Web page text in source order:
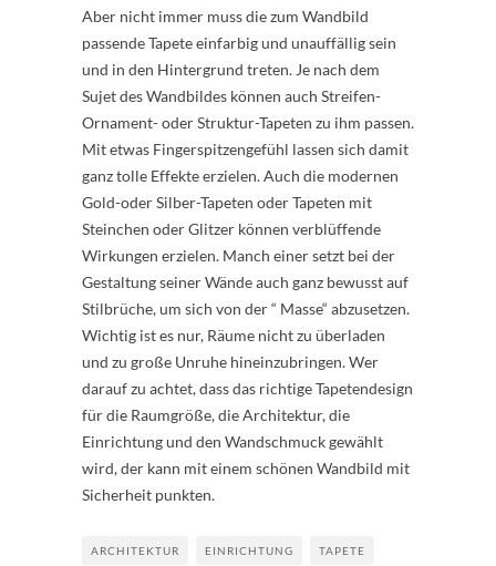
Aber nicht immer muss die zum Wandbild
passende Tapete einfarbig und unauffällig sein
und in den Hintergrund treten. Je nach dem
Sujet des Wandbildes können auch Streifen-
Ornament- oder Struktur-Tapeten zu ihm passen.
Mit etwas Fingerspitzengefühl lassen sich damit
ganz tolle Effekte erzielen. Auch die modernen
Gold-oder Silber-Tapeten oder Tapeten mit
Steinchen oder Glitzer können verblüffende
Wirkungen erzielen. Manch einer setzt bei der
Gestaltung seiner Wände auch ganz bewusst auf
Stilbrüche, um sich von der “ Masse“ abzusetzen.
Wichtig ist es nur, Räume nicht zu überladen
und zu große Unruhe hineinzubringen. Wer
darauf zu achtet, dass das richtige Tapetendesign
für die Raumgröße, die Architektur, die
Einrichtung und den Wandschmuck gewählt
wird, der kann mit einem schönen Wandbild mit
Sicherheit punkten.
ARCHITEKTUR EINRICHTUNG TAPETE